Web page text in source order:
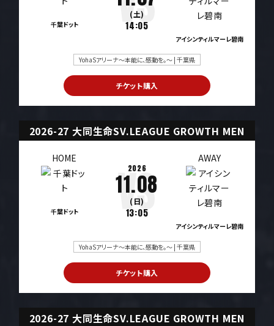
千葉ドット
(土)
14:05
アイシンティルマーレ碧南
YohaSアリーナ～本能に、感動を。～ | 千葉県
チケット購入
2026-27 大同生命SV.LEAGUE GROWTH MEN
HOME
千葉ドット
2026
11.08
(日)
13:05
AWAY
アイシンティルマーレ碧南
YohaSアリーナ～本能に、感動を。～ | 千葉県
チケット購入
2026-27 大同生命SV.LEAGUE GROWTH MEN